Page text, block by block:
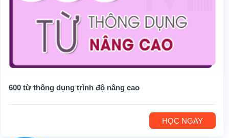
600 từ thông dụng trình độ nâng cao
HỌC NGAY